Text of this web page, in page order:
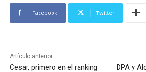
Facebook Twitter
Artículo anterior
Cesar, primero en el ranking
DPA y